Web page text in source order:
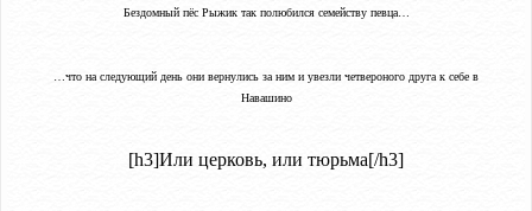
Бездомный пёс Рыжик так полюбился семейству певца…
…что на следующий день они вернулись за ним и увезли четвероного друга к себе в
Навашино
[h3]Или церковь, или тюрьма[/h3]